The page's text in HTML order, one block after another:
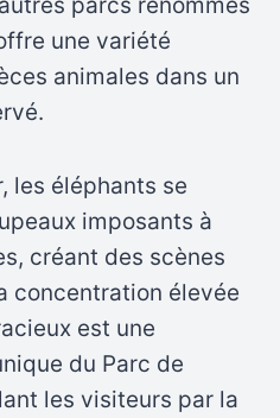
une variété
animales dans un
les éléphants se
imposants à
créant des scènes
concentration élevée
est une
du Parc de
les visiteurs par la